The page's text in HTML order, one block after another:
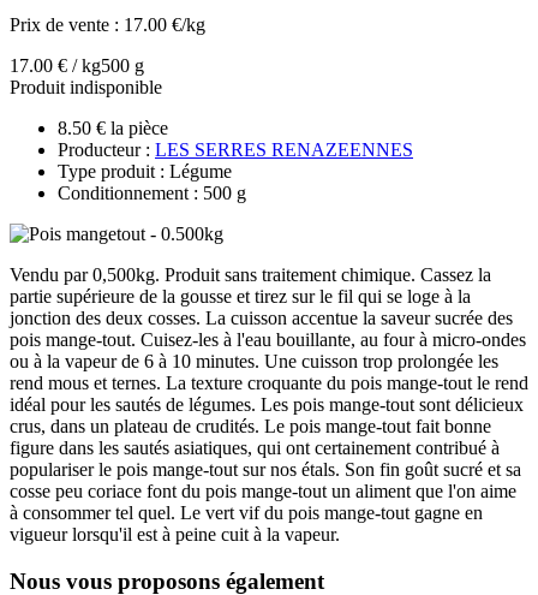
Prix de vente : 17.00 €/kg
17.00 € / kg500 g
Produit indisponible
8.50 € la pièce
Producteur : LES SERRES RENAZEENNES
Type produit : Légume
Conditionnement : 500 g
Vendu par 0,500kg. Produit sans traitement chimique. Cassez la
partie supérieure de la gousse et tirez sur le fil qui se loge à la
jonction des deux cosses. La cuisson accentue la saveur sucrée des
pois mange-tout. Cuisez-les à l'eau bouillante, au four à micro-ondes
ou à la vapeur de 6 à 10 minutes. Une cuisson trop prolongée les
rend mous et ternes. La texture croquante du pois mange-tout le rend
idéal pour les sautés de légumes. Les pois mange-tout sont délicieux
crus, dans un plateau de crudités. Le pois mange-tout fait bonne
figure dans les sautés asiatiques, qui ont certainement contribué à
populariser le pois mange-tout sur nos étals. Son fin goût sucré et sa
cosse peu coriace font du pois mange-tout un aliment que l'on aime
à consommer tel quel. Le vert vif du pois mange-tout gagne en
vigueur lorsqu'il est à peine cuit à la vapeur.
Nous vous proposons également